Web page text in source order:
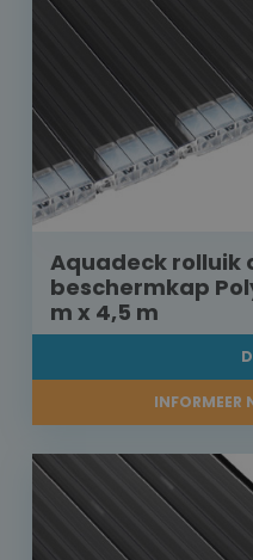
Aquadeck rolluik
beschermkap
m x 4,5 m
INFORMEER